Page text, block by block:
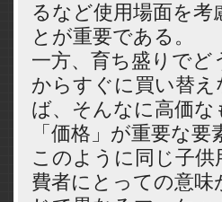
るなど使用場面を
とが重要である。
一方、育ち盛りで
からすぐに買い替
ば、そんなに高価
「価格」が重要な要
このように同じ子
費者にとっての意